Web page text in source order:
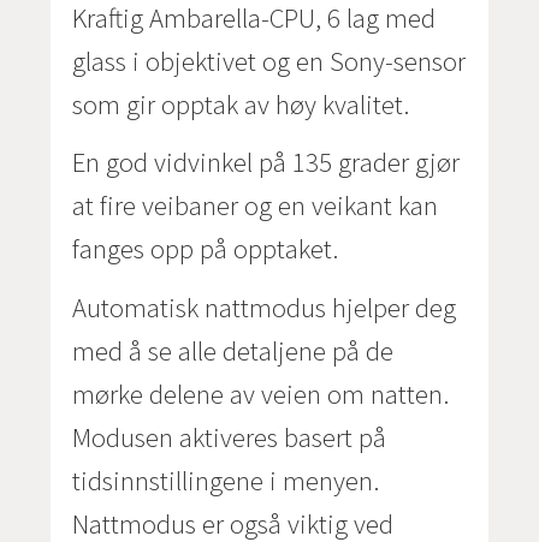
Kraftig Ambarella-CPU, 6 lag med
glass i objektivet og en Sony-sensor
som gir opptak av høy kvalitet.
En god vidvinkel på 135 grader gjør
at fire veibaner og en veikant kan
fanges opp på opptaket.
Automatisk nattmodus hjelper deg
med å se alle detaljene på de
mørke delene av veien om natten.
Modusen aktiveres basert på
tidsinnstillingene i menyen.
Nattmodus er også viktig ved